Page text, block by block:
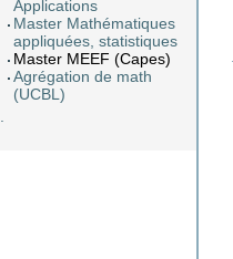
Applications
Master Mathématiques
appliquées, statistiques
Master MEEF (Capes)
Agrégation de math
(UCBL)